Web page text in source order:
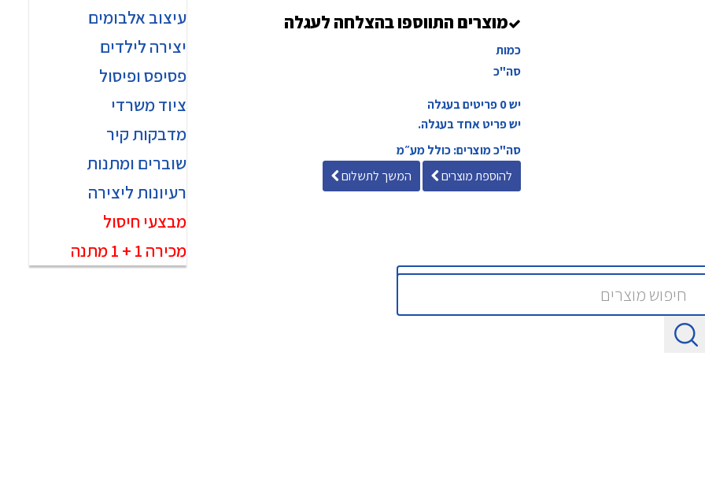
עיצוב אלבומים
יצירה לילדים
פסיפס ופיסול
ציוד משרדי
מדבקות קיר
שוברים ומתנות
מבצעי חיסול
רעיונות ליצירה
מכירה 1 + 1 מתנה
מוצרים התווספו בהצלחה לעגלה
כמות
סה"כ
יש0פריטים בעגלה
יש פריט אחד בעגלה.
סה"כ מוצרים: כולל מע״מ
להוספת מוצרים
המשך לתשלום